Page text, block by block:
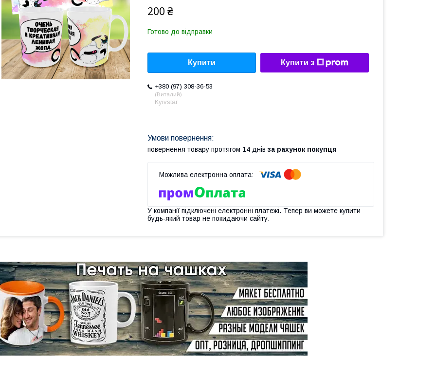
200 ₴
Готово до відправки
Купити Купити з
+380 (97) 308-36-53
Виталий
Kyivstar
повернення товару протягом 14 днів за рахунок покупця
У компанії підключені електронні платежі. Тепер ви можете купити
будь-який товар не покидаючи сайту.